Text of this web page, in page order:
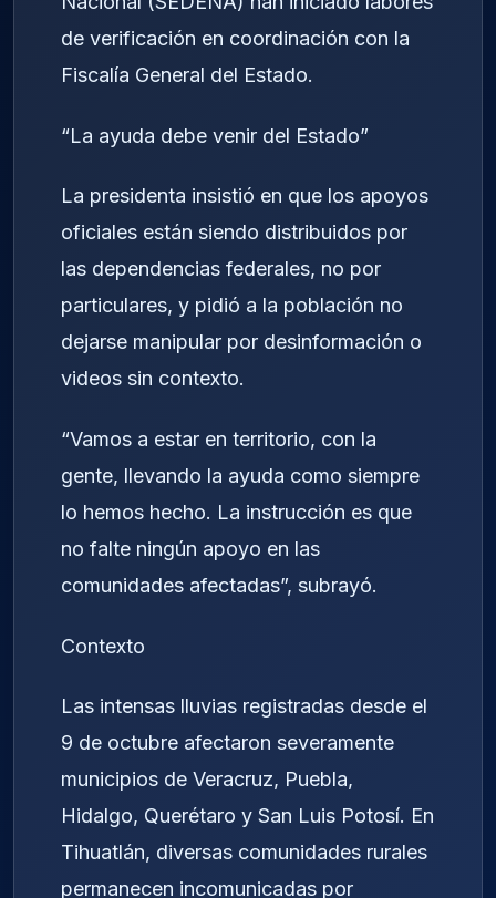
de verificación en coordinación con la
Fiscalía General del Estado.
“La ayuda debe venir del Estado”
La presidenta insistió en que los apoyos
oficiales están siendo distribuidos por
las dependencias federales, no por
particulares, y pidió a la población no
dejarse manipular por desinformación o
videos sin contexto.
“Vamos a estar en territorio, con la
gente, llevando la ayuda como siempre
lo hemos hecho. La instrucción es que
no falte ningún apoyo en las
comunidades afectadas”, subrayó.
Contexto
Las intensas lluvias registradas desde el
9 de octubre afectaron severamente
municipios de Veracruz, Puebla,
Hidalgo, Querétaro y San Luis Potosí. En
Tihuatlán, diversas comunidades rurales
permanecen incomunicadas por